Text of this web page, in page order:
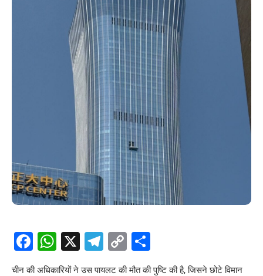
Facebook
WhatsApp
X Telegram
Copy
Link
चीन की अधिकारियों ने उस पायलट की मौत की पुष्टि की है, जिसने छोटे विमान